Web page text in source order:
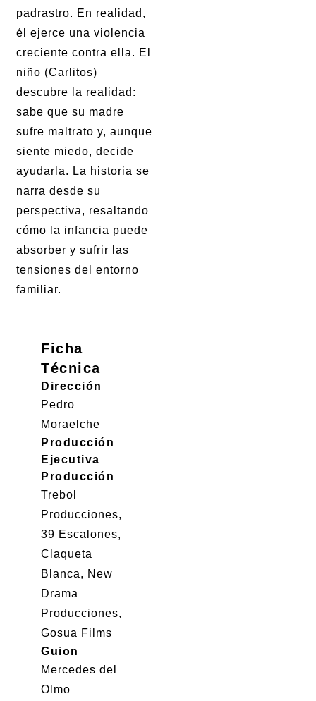
padrastro. En realidad,
él ejerce una violencia
creciente contra ella. El
niño (Carlitos)
descubre la realidad:
sabe que su madre
sufre maltrato y, aunque
siente miedo, decide
ayudarla. La historia se
narra desde su
perspectiva, resaltando
cómo la infancia puede
absorber y sufrir las
tensiones del entorno
familiar.
Ficha
Técnica
Dirección
Pedro
Moraelche
Producción
Ejecutiva
Producción
Trebol
Producciones,
39 Escalones,
Claqueta
Blanca, New
Drama
Producciones,
Gosua Films
Guion
Mercedes del
Olmo